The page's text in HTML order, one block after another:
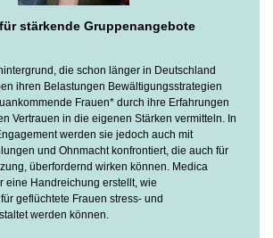
stärkende Gruppenangebote
die schon länger in Deutschland
ihren Belastungen Bewältigungsstrategien
Frauen* durch ihre Erfahrungen
Vertrauen in die eigenen Stärken vermitteln. In
werden sie jedoch auch mit
und Ohnmacht konfrontiert, die auch für
überfordernd wirken können. Medica
eine Handreichung erstellt, wie
geflüchtete Frauen stress- und
werden können.